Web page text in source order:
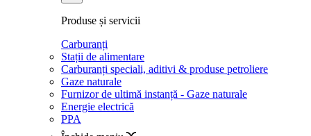
Produse și servicii
Carburanți
Stații de alimentare
Carburanți speciali, aditivi & produse petroliere
Gaze naturale
Furnizor de ultimă instanță - Gaze naturale
Energie electrică
PPA